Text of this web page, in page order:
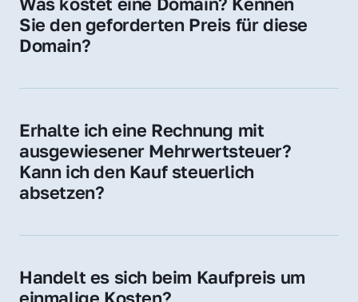
Adressen oder als digitale Investition.
Sie den geforderten Preis für diese
Domain?
Domain liegt ein konkreter Kaufpreis vor –
unverbindliches Angebot.
Erhalte ich eine Rechnung mit
ausgewiesener Mehrwertsteuer?
Kann ich den Kauf steuerlich
absetzen?
Für Unternehmen ist der Kauf in der Regel
Handelt es sich beim Kaufpreis um
einmalige Kosten?